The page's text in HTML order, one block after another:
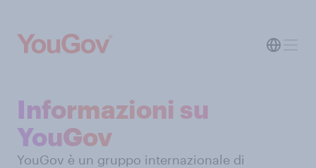
Informazioni su
YouGov
YouGov è un gruppo internazionale di